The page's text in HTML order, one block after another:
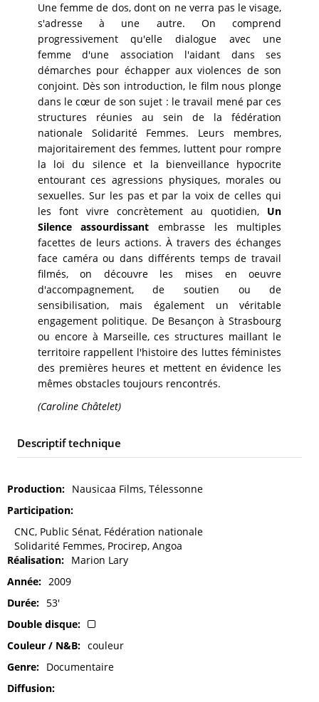
Une femme de dos, dont on ne verra pas le visage,
s'adresse à une autre. On comprend
progressivement qu'elle dialogue avec une
femme d'une association l'aidant dans ses
démarches pour échapper aux violences de son
conjoint. Dès son introduction, le film nous plonge
dans le cœur de son sujet : le travail mené par ces
structures réunies au sein de la fédération
nationale Solidarité Femmes. Leurs membres,
majoritairement des femmes, luttent pour rompre
la loi du silence et la bienveillance hypocrite
entourant ces agressions physiques, morales ou
sexuelles. Sur les pas et par la voix de celles qui
les font vivre concrètement au quotidien, Un
Silence assourdissant embrasse les multiples
facettes de leurs actions. À travers des échanges
face caméra ou dans différents temps de travail
filmés, on découvre les mises en oeuvre
d'accompagnement, de soutien ou de
sensibilisation, mais également un véritable
engagement politique. De Besançon à Strasbourg
ou encore à Marseille, ces structures maillant le
territoire rappellent l'histoire des luttes féministes
des premières heures et mettent en évidence les
mêmes obstacles toujours rencontrés.
(Caroline Châtelet)
Descriptif technique
Production
Nausicaa Films, Télessonne
Participation
CNC, Public Sénat, Fédération nationale
Solidarité Femmes, Procirep, Angoa
Réalisation
Marion Lary
Année
2009
Durée
53'
Double disque
Couleur / N&B
couleur
Genre
Documentaire
Diffusion